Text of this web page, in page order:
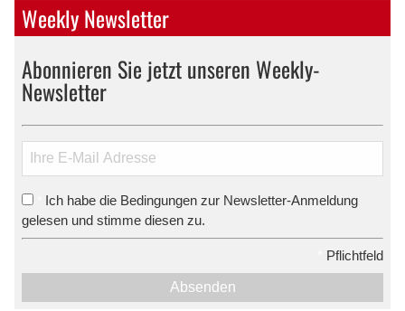
Weekly Newsletter
Abonnieren Sie jetzt unseren Weekly-
Newsletter
Ich habe die Bedingungen zur Newsletter-Anmeldung
gelesen und stimme diesen zu.
Pflichtfeld
Absenden